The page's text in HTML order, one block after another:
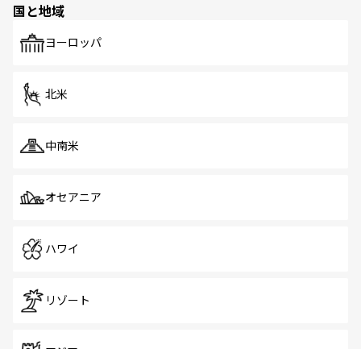
で、ホーカーズは地元の風情を楽しめる外せないスポット
国と地域
ヨーロッパ
北米
中南米
オセアニア
ハワイ
リゾート